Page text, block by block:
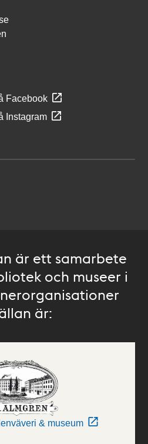
Facebook
Instagram
är ett samarbete
och museer i
är:
& museum